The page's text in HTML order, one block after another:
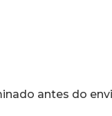
antes do